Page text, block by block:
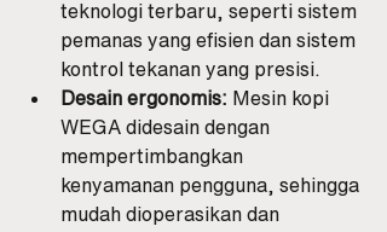
teknologi terbaru, seperti sistem
pemanas yang efisien dan sistem
kontrol tekanan yang presisi.
Desain ergonomis: Mesin kopi
WEGA didesain dengan
mempertimbangkan
kenyamanan pengguna, sehingga
mudah dioperasikan dan